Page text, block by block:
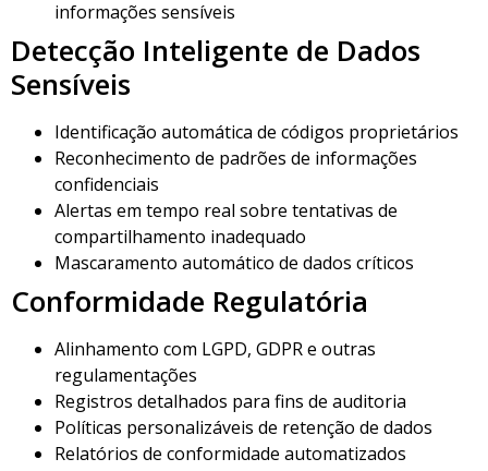
informações sensíveis
Detecção Inteligente de Dados
Sensíveis
Identificação automática de códigos proprietários
Reconhecimento de padrões de informações
confidenciais
Alertas em tempo real sobre tentativas de
compartilhamento inadequado
Mascaramento automático de dados críticos
Conformidade Regulatória
Alinhamento com LGPD, GDPR e outras
regulamentações
Registros detalhados para fins de auditoria
Políticas personalizáveis de retenção de dados
Relatórios de conformidade automatizados